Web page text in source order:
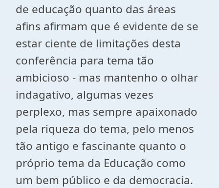
de educação quanto das áreas
afins afirmam que é evidente de se
estar ciente de limitações desta
conferência para tema tão
ambicioso - mas mantenho o olhar
indagativo, algumas vezes
perplexo, mas sempre apaixonado
pela riqueza do tema, pelo menos
tão antigo e fascinante quanto o
próprio tema da Educação como
um bem público e da democracia.